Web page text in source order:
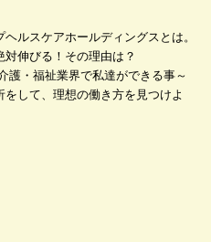
ルスケアホールディングスとは。
対伸びる！その理由は？
護・福祉業界で私達ができる事～
して、理想の働き方を見つけよ